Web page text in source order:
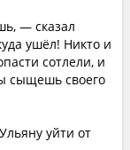
— сказал
ушёл! Никто и
сотлели, и
сыщешь своего
уйти от